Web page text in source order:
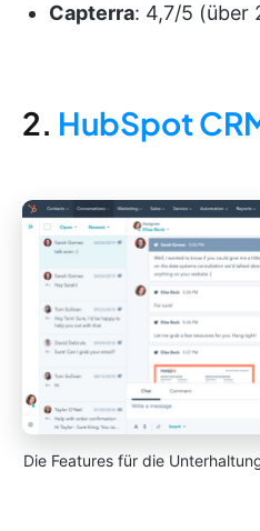
Capterra: 4,7/5 (über
2. HubSpot
Die Features für die